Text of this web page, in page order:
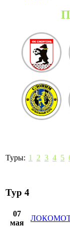
Туры: 1 2 3 4 5
Тур 4
07
мая